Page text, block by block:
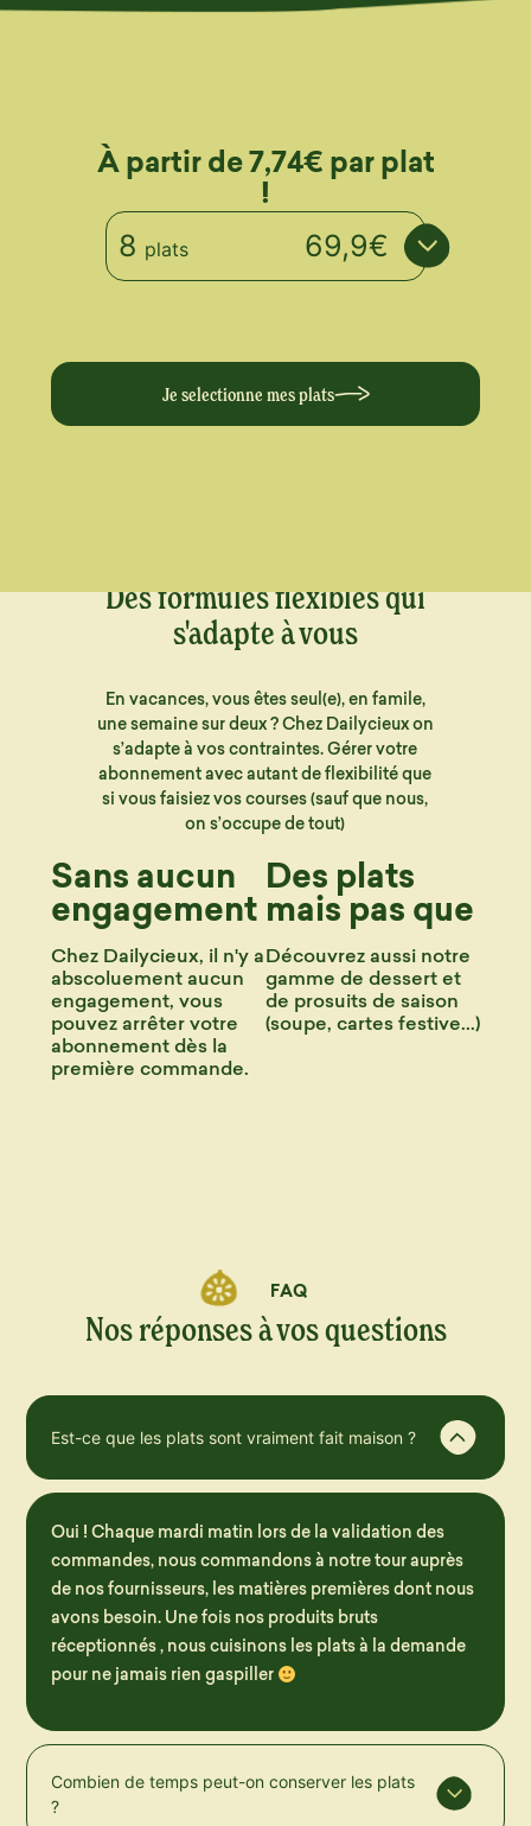
À partir de 7,74€ par plat
!
8 plats 69,9€
Je selectionne mes plats
Des formules flexibles qui
s'adapte à vous
En vacances, vous êtes seul(e), en famile,
une semaine sur deux ? Chez Dailycieux on
s’adapte à vos contraintes. Gérer votre
abonnement avec autant de flexibilité que
si vous faisiez vos courses (sauf que nous,
on s’occupe de tout)
Sans aucun
engagement
Chez Dailycieux, il n'y a
abscoluement aucun
engagement, vous
pouvez arrêter votre
abonnement dès la
première commande.
Des plats
mais pas que
Découvrez aussi notre
gamme de dessert et
de prosuits de saison
(soupe, cartes festive...)
FAQ
Nos réponses à vos questions
Est-ce que les plats sont vraiment fait maison ?
Oui ! Chaque mardi matin lors de la validation des
commandes, nous commandons à notre tour auprès
de nos fournisseurs, les matières premières dont nous
avons besoin. Une fois nos produits bruts
réceptionnés , nous cuisinons les plats à la demande
pour ne jamais rien gaspiller
Combien de temps peut-on conserver les plats
?